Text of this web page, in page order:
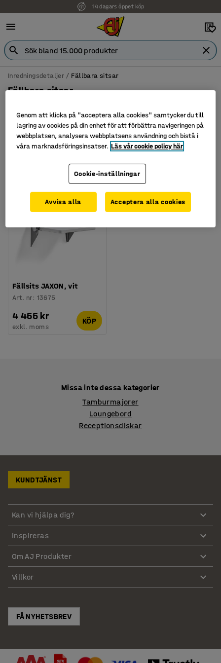
14 dagars öppet köp
Inredningsdetaljer Fällbara sitsar
Fällbara sitsar
Filtrera Sortera
Fällsits JAXON, vit
Art. nr: 13675
4 455 kr
exkl. moms
KÖP
Missa inte dessa kategorier
Tamburmajorer
Loungebord
Receptionsdiskar
KUNDTJÄNST
Kan vi hjälpa dig?
Inspireras
Om AJ Produkter
Villkor
FÅ NYHETSBREV
Genom att klicka på "acceptera alla cookies" samtycker du till
lagring av cookies på din enhet för att förbättra navigeringen på
webbplatsen, analysera webbplatsens användning och bistå i
våra marknadsföringsinsatser. Läs vår cookie policy här
Cookie-inställningar
Avvisa alla Acceptera alla cookies